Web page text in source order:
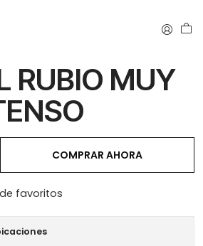
RUBIO MUY
COMPRAR AHORA
favoritos